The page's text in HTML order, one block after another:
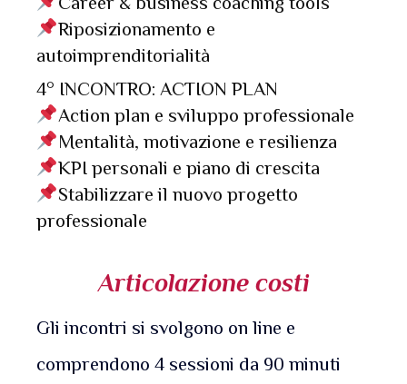
Riposizionamento e
autoimprenditorialità
4° INCONTRO: ACTION PLAN
Action plan e sviluppo professionale
Mentalità, motivazione e resilienza
KPI personali e piano di crescita
Stabilizzare il nuovo progetto
professionale
Articolazione costi
Gli incontri si svolgono on line e
comprendono 4 sessioni da 90 minuti